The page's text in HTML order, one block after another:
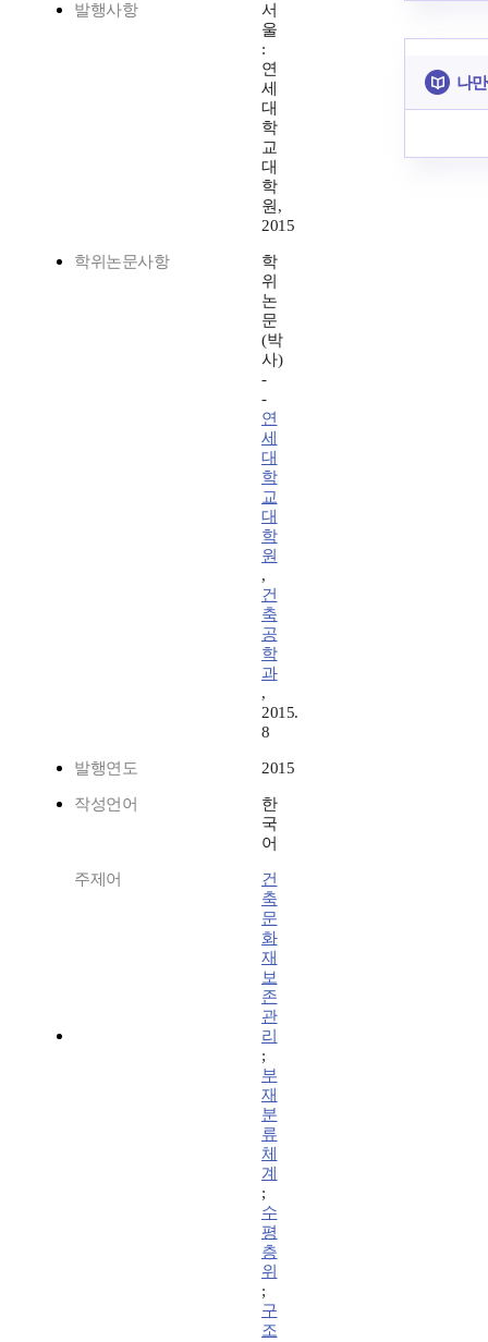
발행사항
서
울
:
연
세
대
학
교
대
학
원,
2015
학위논문사항
학
위
논
문
(박
사)
-
-
연
세
대
학
교
대
학
원
,
건
축
공
학
과
,
2015.
8
발행연도 2015
작성언어
한
국
어
주제어
건
축
문
화
재
보
존
관
리
;
부
재
분
류
체
계
;
수
평
층
위
;
구
조
나